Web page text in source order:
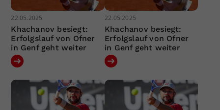
22.05.2025
Khachanov besiegt:
Erfolgslauf von Ofner
in Genf geht weiter
22.05.2025
Khachanov besiegt:
Erfolgslauf von Ofner
in Genf geht weiter